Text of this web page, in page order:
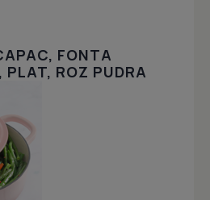
FONTA
ROZ PUDRA